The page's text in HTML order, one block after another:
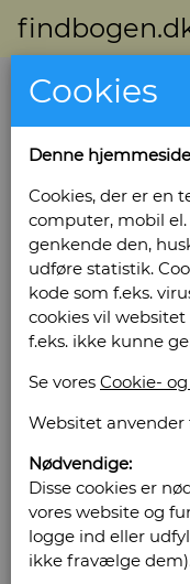
Alverdens
Forlag: Serges
bind: 1 - Antal
kartonbind -
eksemplar -
Bog ID: 28646
Indhold:
Engelske
eventyr og
Læg i kurv
Sælges af:
Cookies
Denne
Cookies, der er en
computer, mobil
genkende den,
udføre statistik.
kode som f.eks.
cookies vil
f.eks. ikke kunne
Se vores Cookie-
Websitet anvender
Nødvendige:
Disse cookies er
vores website og
logge ind eller
ikke fravælge